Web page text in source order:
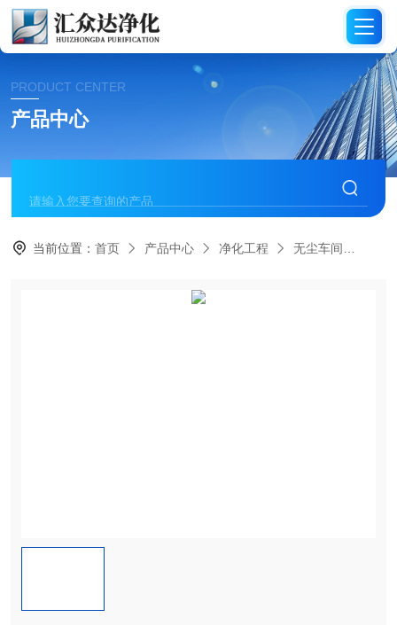
PRODUCT CENTER
产品中心
当前位置：首页 产品中心 净化工程 无尘车间